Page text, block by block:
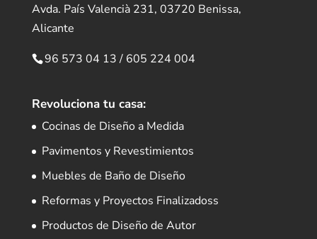
Avda. País Valencià 231, 03720 Benissa,
Alicante
96 573 04 13/ 605 224 004
Revoluciona tu casa:
Cocinas de Diseño a Medida
Pavimentos y Revestimientos
Muebles de Baño de Diseño
Reformas y Proyectos Finalizadoss
Productos de Diseño de Autor